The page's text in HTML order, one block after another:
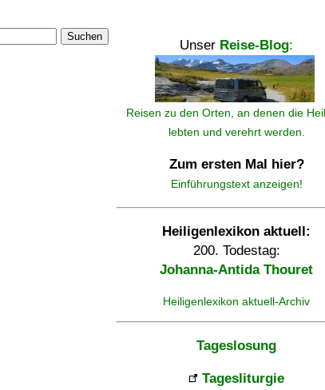
Suchen
Unser Reise-Blog:
Reisen zu den Orten, an denen die
lebten und verehrt werden.
Zum ersten Mal hier?
Einführungstext anzeigen!
Heiligenlexikon aktuell:
200. Todestag:
Johanna-Antida Thouret
Heiligenlexikon aktuell-Archiv
Tageslosung
Tagesliturgie